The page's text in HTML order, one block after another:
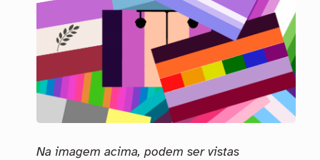
Na imagem acima, podem ser vistas